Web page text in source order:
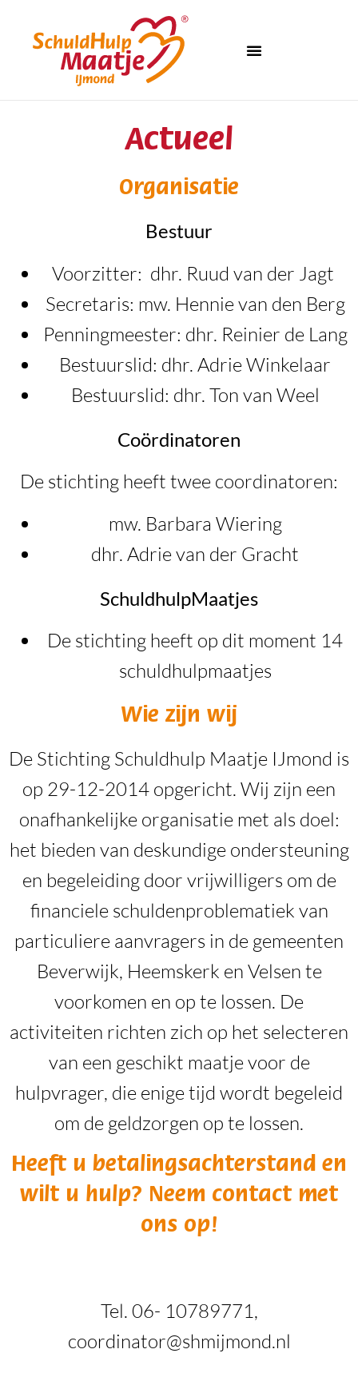
Actueel
Organisatie
Bestuur
Voorzitter: dhr. Ruud van der Jagt
Secretaris: mw. Hennie van den Berg
Penningmeester: dhr. Reinier de Lang
Bestuurslid: dhr. Adrie Winkelaar
Bestuurslid: dhr. Ton van Weel
Coördinatoren
De stichting heeft twee coordinatoren:
mw. Barbara Wiering
dhr. Adrie van der Gracht
SchuldhulpMaatjes
De stichting heeft op dit moment 14
schuldhulpmaatjes
Wie zijn wij
De Stichting Schuldhulp Maatje IJmond is
op 29-12-2014 opgericht. Wij zijn een
onafhankelijke organisatie met als doel:
het bieden van deskundige ondersteuning
en begeleiding door vrijwilligers om de
financiele schuldenproblematiek van
particuliere aanvragers in de gemeenten
Beverwijk, Heemskerk en Velsen te
voorkomen en op te lossen. De
activiteiten richten zich op het selecteren
van een geschikt maatje voor de
hulpvrager, die enige tijd wordt begeleid
om de geldzorgen op te lossen.
Heeft u betalingsachterstand en
wilt u hulp? Neem contact met
ons op!
Tel. 06- 10789771,
coordinator@shmijmond.nl